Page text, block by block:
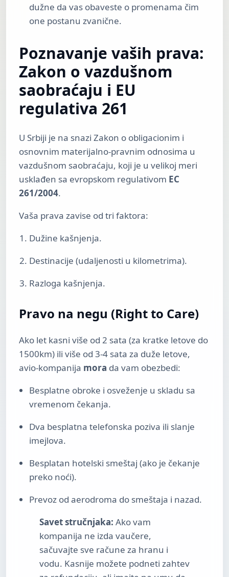
dužne da vas obaveste o promenama čim
one postanu zvanične.
Poznavanje vaših prava:
Zakon o vazdušnom
saobraćaju i EU
regulativa 261
U Srbiji je na snazi Zakon o obligacionim i
osnovnim materijalno-pravnim odnosima u
vazdušnom saobraćaju, koji je u velikoj meri
usklađen sa evropskom regulativom EC
261/2004.
Vaša prava zavise od tri faktora:
Dužine kašnjenja.
Destinacije (udaljenosti u kilometrima).
Razloga kašnjenja.
Pravo na negu (Right to Care)
Ako let kasni više od 2 sata (za kratke letove do
1500km) ili više od 3-4 sata za duže letove,
avio-kompanija mora da vam obezbedi:
Besplatne obroke i osveženje u skladu sa
vremenom čekanja.
Dva besplatna telefonska poziva ili slanje
imejlova.
Besplatan hotelski smeštaj (ako je čekanje
preko noći).
Prevoz od aerodroma do smeštaja i nazad.
Savet stručnjaka: Ako vam
kompanija ne izda vaučere,
sačuvajte sve račune za hranu i
vodu. Kasnije možete podneti zahtev